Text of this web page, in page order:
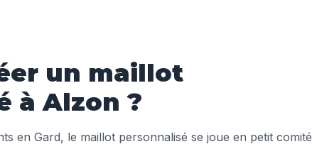
un maillot
à Alzon ?
en Gard, le maillot personnalisé se joue en petit comité